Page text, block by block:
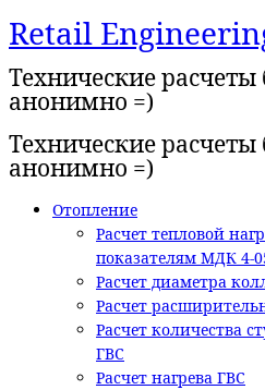
Перейти
к
содержимому
Retail
Технические расчеты
анонимно =)
Технические расчеты
анонимно =)
Отопление
Расчет тепловой
показателям МДК 4-
Расчет диаметра
Расчет
Расчет количества
ГВС
Расчет нагрева ГВС